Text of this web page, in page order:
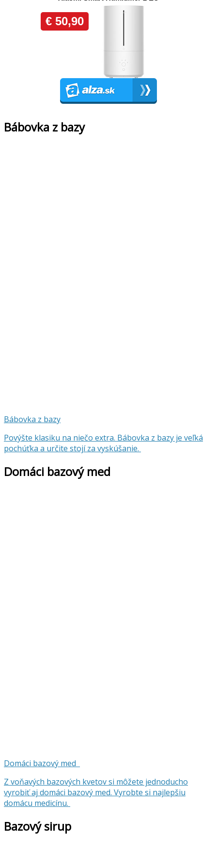
Bábovka z bazy
Bábovka z bazy
Povýšte klasiku na niečo extra. Bábovka z bazy je veľká
pochúťka a určite stojí za vyskúšanie.
Domáci bazový med
Domáci bazový med
Z voňavých bazových kvetov si môžete jednoducho
vyrobiť aj domáci bazový med. Vyrobte si najlepšiu
domácu medicínu.
Bazový sirup